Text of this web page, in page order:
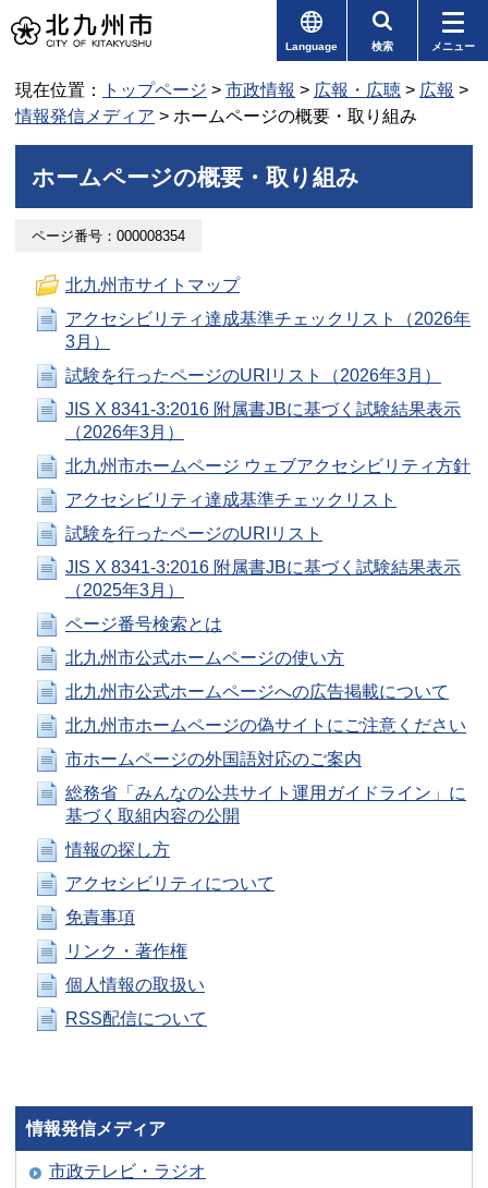
Language 検索 メニュー
現在位置： トップページ > 市政情報 > 広報・広聴 > 広報 >
情報発信メディア > ホームページの概要・取り組み
ホームページの概要・取り組み
ページ番号：000008354
北九州市サイトマップ
アクセシビリティ達成基準チェックリスト（2026年
3月）
試験を行ったページのURIリスト（2026年3月）
JIS X 8341-3:2016 附属書JBに基づく試験結果表示
（2026年3月）
北九州市ホームページ ウェブアクセシビリティ方針
アクセシビリティ達成基準チェックリスト
試験を行ったページのURIリスト
JIS X 8341-3:2016 附属書JBに基づく試験結果表示
（2025年3月）
ページ番号検索とは
北九州市公式ホームページの使い方
北九州市公式ホームページへの広告掲載について
北九州市ホームページの偽サイトにご注意ください
市ホームページの外国語対応のご案内
総務省「みんなの公共サイト運用ガイドライン」に
基づく取組内容の公開
情報の探し方
アクセシビリティについて
免責事項
リンク・著作権
個人情報の取扱い
RSS配信について
情報発信メディア
市政テレビ・ラジオ